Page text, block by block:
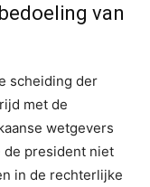
van
scheiding der
met de
wetgevers
de president niet
in de rechterlijke